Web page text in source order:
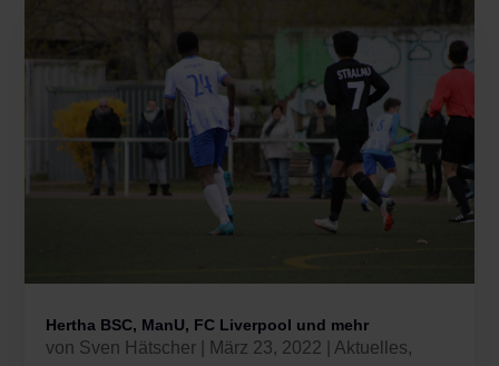
Hertha BSC, ManU, FC Liverpool und mehr
von Sven Hätscher März 23, 2022 Aktuelles,